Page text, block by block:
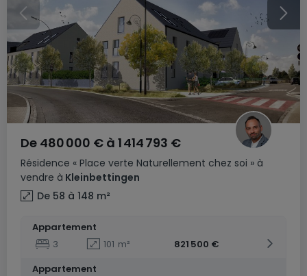
Résidence « Place verte Naturellement chez soi » à
vendre à Kleinbettingen
De 480 000 € à 1 414 793 €
De 58 à 148 m²
Appartement
3
101 m²
821 500 €
Appartement